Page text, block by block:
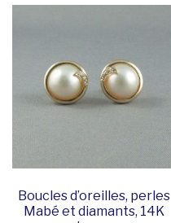
Boucles d’oreilles, perles
Mabé et diamants, 14K